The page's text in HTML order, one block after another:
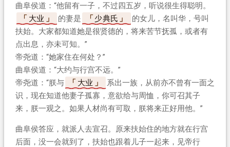
曲阜侯道：“他留有一子，不过四五岁，听说很生得聪明。
大业
的妻是 少典氏
的女儿，名叫华，号叫
扶始。大家都知道她是很贤德的，将来苦节抚孤，或者有
点出息，亦未可知。”
帝尧道：“她家住在何处？”
曲阜侯道：“大约与行宫不远。”
帝尧道：“朕与
大业
系出一族，从前亦不曾有一面之
识，现在知道他妻子孤寡，意欲给与周恤，你可召其子
来，朕一观之。如果人材尚有可取，朕将来正好用他。”
曲阜侯答应，就派人去宣召。原来扶始住的地方就在行宫
后面，没一会就到了，扶始也跟着儿子一起来，见帝行